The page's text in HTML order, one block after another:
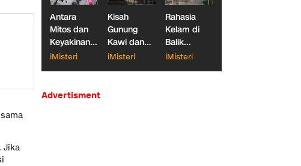
Jika
Antara
Mitos dan
Keyakinan,
Ketika
Ikan Mas
iMisteri
Kisah
Gunung
Kawi dan
Dua
iMisteri
Rahasia
Kelam di
Balik
Makam
iMisteri
Advertisment